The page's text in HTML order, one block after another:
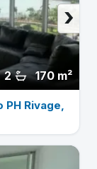
170 m²
2
›
Rivage,